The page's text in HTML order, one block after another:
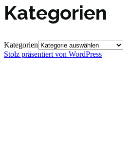
Kategorien
Kategorien
Stolz präsentiert von WordPress